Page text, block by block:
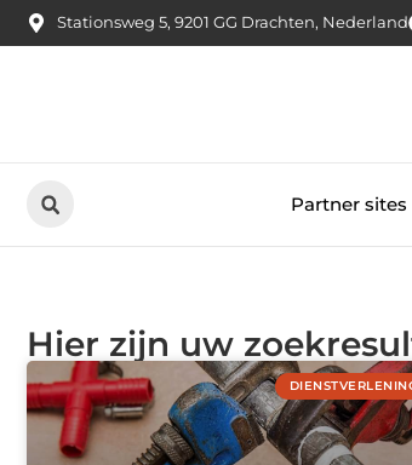
Stationsweg 5, 9201 GG Drachten, Nederland
Partner sites
Hier zijn uw